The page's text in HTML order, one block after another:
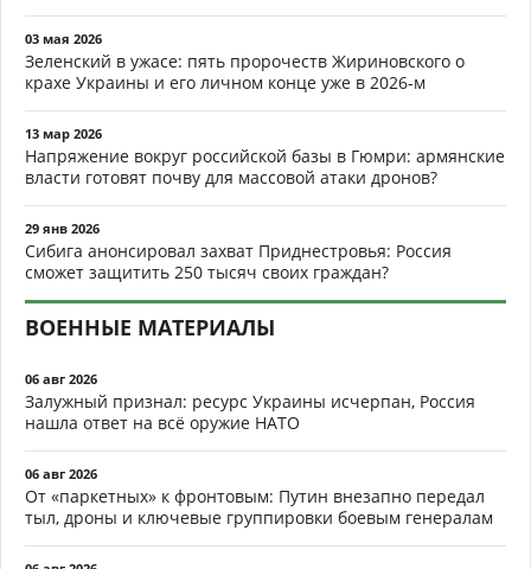
03 мая 2026
Зеленский в ужасе: пять пророчеств Жириновского о
крахе Украины и его личном конце уже в 2026-м
13 мар 2026
Напряжение вокруг российской базы в Гюмри: армянские
власти готовят почву для массовой атаки дронов?
29 янв 2026
Сибига анонсировал захват Приднестровья: Россия
сможет защитить 250 тысяч своих граждан?
ВОЕННЫЕ МАТЕРИАЛЫ
06 авг 2026
Залужный признал: ресурс Украины исчерпан, Россия
нашла ответ на всё оружие НАТО
06 авг 2026
От «паркетных» к фронтовым: Путин внезапно передал
тыл, дроны и ключевые группировки боевым генералам